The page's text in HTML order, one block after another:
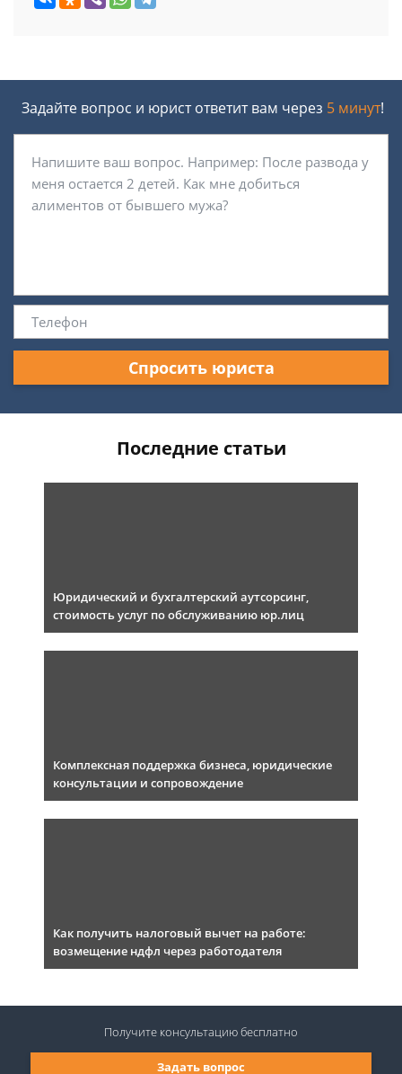
Задайте вопрос и юрист ответит вам через 5 минут!
Спросить юриста
Последние статьи
Юридический и бухгалтерский аутсорсинг,
стоимость услуг по обслуживанию юр.лиц
Комплексная поддержка бизнеса, юридические
консультации и сопровождение
Как получить налоговый вычет на работе:
возмещение ндфл через работодателя
Задать вопрос
Получите консультациюбесплатно